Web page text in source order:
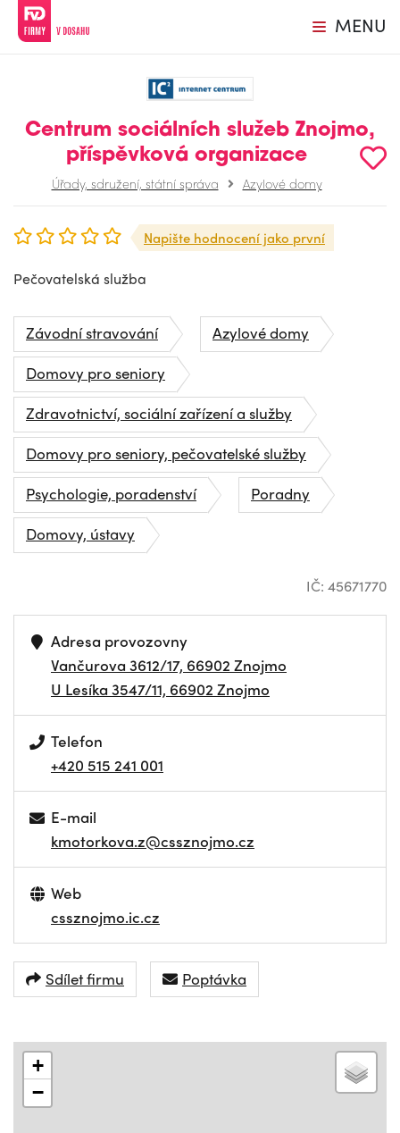
MENU
Centrum sociálních služeb Znojmo,
příspěvková organizace
Úřady, sdružení, státní správa Azylové domy
Napište hodnocení jako první
Pečovatelská služba
Závodní stravování
Azylové domy
Domovy pro seniory
Zdravotnictví, sociální zařízení a služby
Domovy pro seniory, pečovatelské služby
Psychologie, poradenství
Poradny
Domovy, ústavy
IČ: 45671770
Adresa provozovny
Vančurova 3612/17, 66902 Znojmo
U Lesíka 3547/11, 66902 Znojmo
Telefon
+420 515 241 001
E-mail
kmotorkova.z@cssznojmo.cz
Web
cssznojmo.ic.cz
Sdílet firmu Poptávka
+
−